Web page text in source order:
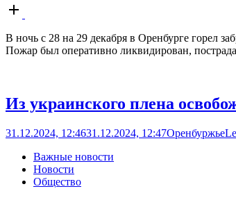
Open
post
В ночь с 28 на 29 декабря в Оренбурге горел
Пожар был оперативно ликвидирован,
Из украинского плена
31.12.2024, 12:4631.12.2024, 12:47Оренбуржье
Важные новости
Новости
Общество